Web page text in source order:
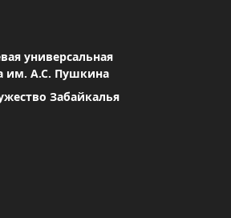
универсальная
им. А.С. Пушкина
Забайкалья